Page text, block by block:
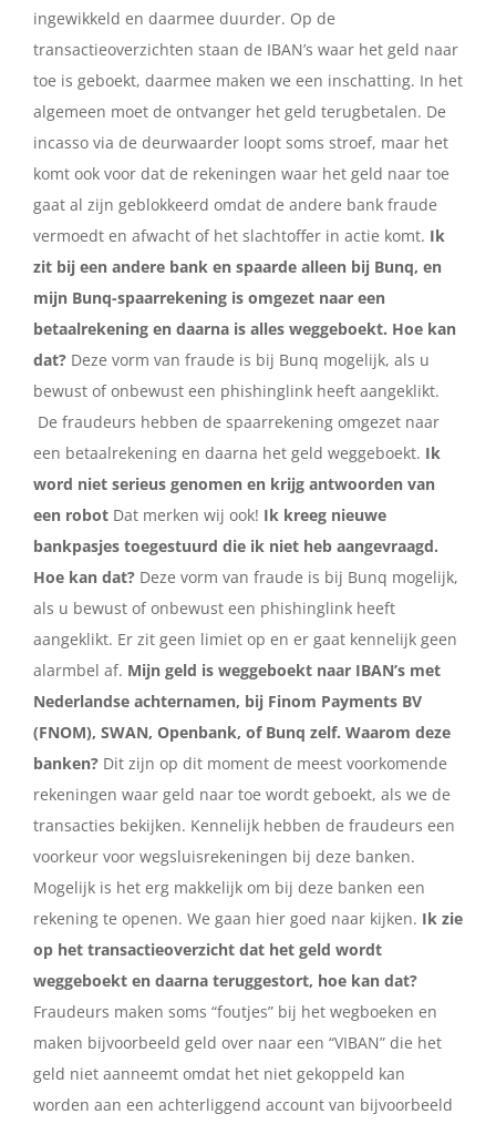
ingewikkeld en daarmee duurder. Op de
transactieoverzichten staan de IBAN’s waar het geld naar
toe is geboekt, daarmee maken we een inschatting. In het
algemeen moet de ontvanger het geld terugbetalen. De
incasso via de deurwaarder loopt soms stroef, maar het
komt ook voor dat de rekeningen waar het geld naar toe
gaat al zijn geblokkeerd omdat de andere bank fraude
vermoedt en afwacht of het slachtoffer in actie komt. Ik
zit bij een andere bank en spaarde alleen bij Bunq, en
mijn Bunq-spaarrekening is omgezet naar een
betaalrekening en daarna is alles weggeboekt. Hoe kan
dat? Deze vorm van fraude is bij Bunq mogelijk, als u
bewust of onbewust een phishinglink heeft aangeklikt.
De fraudeurs hebben de spaarrekening omgezet naar
een betaalrekening en daarna het geld weggeboekt. Ik
word niet serieus genomen en krijg antwoorden van
een robot Dat merken wij ook! Ik kreeg nieuwe
bankpasjes toegestuurd die ik niet heb aangevraagd.
Hoe kan dat? Deze vorm van fraude is bij Bunq mogelijk,
als u bewust of onbewust een phishinglink heeft
aangeklikt. Er zit geen limiet op en er gaat kennelijk geen
alarmbel af. Mijn geld is weggeboekt naar IBAN’s met
Nederlandse achternamen, bij Finom Payments BV
(FNOM), SWAN, Openbank, of Bunq zelf. Waarom deze
banken? Dit zijn op dit moment de meest voorkomende
rekeningen waar geld naar toe wordt geboekt, als we de
transacties bekijken. Kennelijk hebben de fraudeurs een
voorkeur voor wegsluisrekeningen bij deze banken.
Mogelijk is het erg makkelijk om bij deze banken een
rekening te openen. We gaan hier goed naar kijken. Ik zie
op het transactieoverzicht dat het geld wordt
weggeboekt en daarna teruggestort, hoe kan dat?
Fraudeurs maken soms “foutjes” bij het wegboeken en
maken bijvoorbeeld geld over naar een “VIBAN” die het
geld niet aanneemt omdat het niet gekoppeld kan
worden aan een achterliggend account van bijvoorbeeld